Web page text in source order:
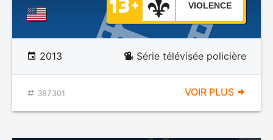
VIOLENCE
2013 Série télévisée policière
387301 VOIR PLUS